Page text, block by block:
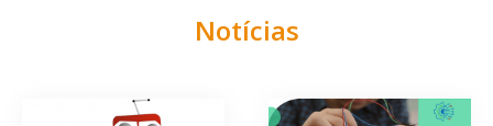
Notícias